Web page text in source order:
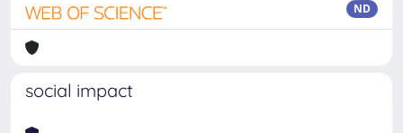
ND
social impact